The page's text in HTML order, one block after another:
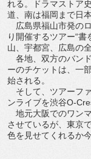
れる。ドラマストア
道、南は福岡まで日
広島県福山市発の
り開催するツアー“
山、宇都宮、広島の
各地、双方のバン
ーのチケットは、一
始される。
そして、ツアーフ
ンライブを渋谷O-
地元大阪でのワン
させているが、東京
色を見せてくれるか